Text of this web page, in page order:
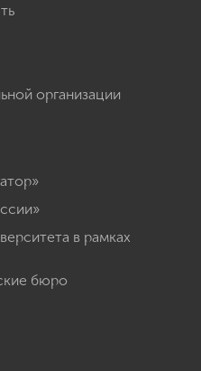
организации
в рамках
бюро